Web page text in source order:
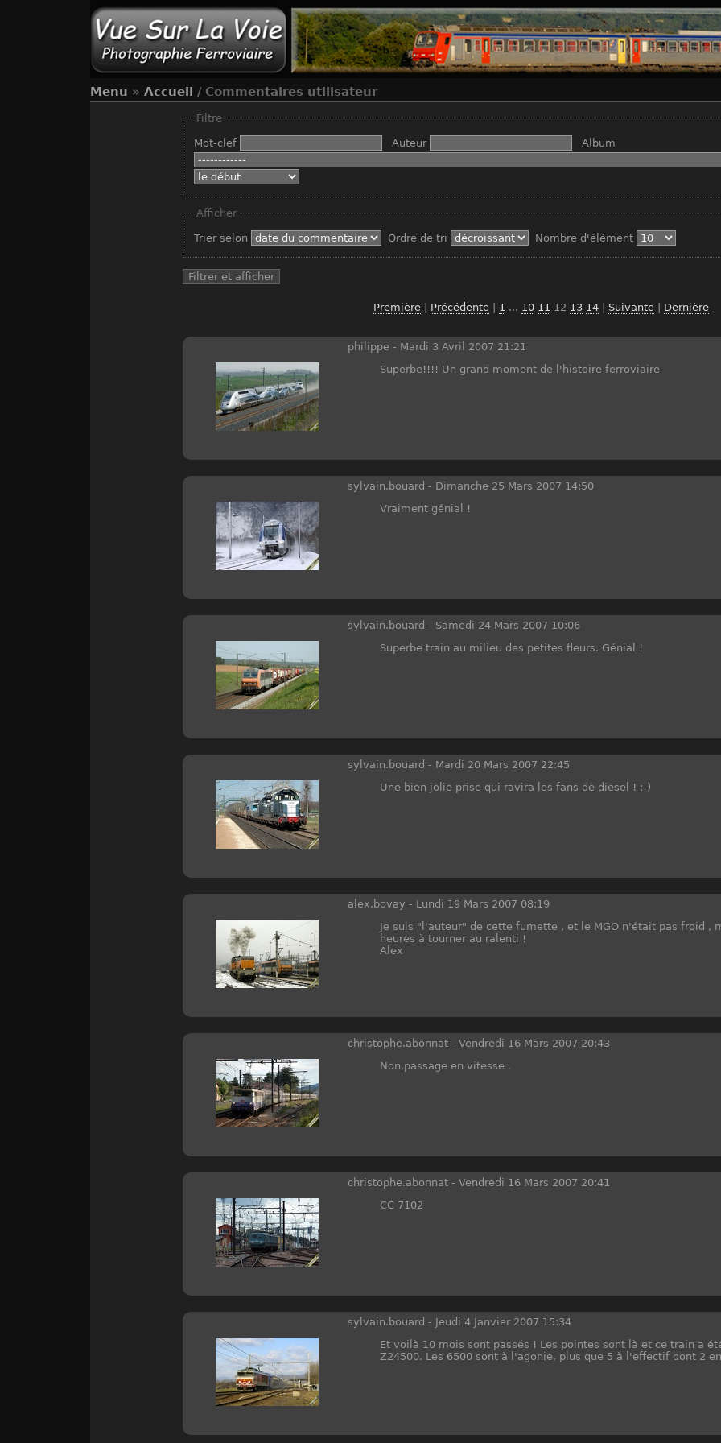
Menu » Accueil / Commentaires utilisateur
Filtre
Mot-clef Auteur
Album
Afficher
Trier selon Ordre de tri Nombre d'élément
Première| Précédente| 1 ... 10 11 12 13 14| Suivante| Dernière
philippe - Mardi 3 Avril 2007 21:21
Superbe!!!! Un grand moment de l'histoire ferroviaire
sylvain.bouard - Dimanche 25 Mars 2007 14:50
Vraiment génial !
sylvain.bouard - Samedi 24 Mars 2007 10:06
Superbe train au milieu des petites fleurs. Génial !
sylvain.bouard - Mardi 20 Mars 2007 22:45
Une bien jolie prise qui ravira les fans de diesel ! :-)
alex.bovay - Lundi 19 Mars 2007 08:19
Je suis "l'auteur" de cette fumette , et le MGO n'était pas froid ,
heures à tourner au ralenti !
Alex
christophe.abonnat - Vendredi 16 Mars 2007 20:43
Non,passage en vitesse .
christophe.abonnat - Vendredi 16 Mars 2007 20:41
CC 7102
sylvain.bouard - Jeudi 4 Janvier 2007 15:34
Et voilà 10 mois sont passés ! Les pointes sont là et ce train a
Z24500. Les 6500 sont à l'agonie, plus que 5 à l'effectif dont 2 en